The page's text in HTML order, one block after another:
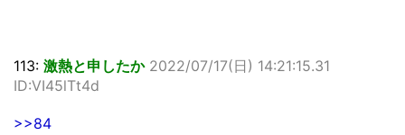
113: 激熱と申したか 2022/07/17(日) 14:21:15.31
ID:VI45lTt4d
>>84